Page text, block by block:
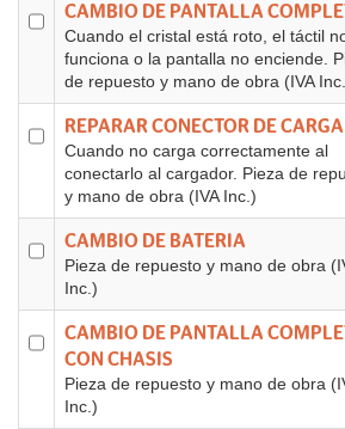
CAMBIO DE PANTALLA
Cuando el cristal está roto, el táctil
funciona o la pantalla no enciende.
de repuesto y mano de obra (IVA
REPARAR CONECTOR DE CARGA
Cuando no carga correctamente al
conectarlo al cargador. Pieza de
y mano de obra (IVA Inc.)
CAMBIO DE BATERIA
Pieza de repuesto y mano de obra
Inc.)
CAMBIO DE PANTALLA
CON CHASIS
Pieza de repuesto y mano de obra
Inc.)